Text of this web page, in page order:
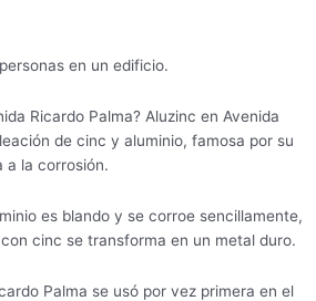
en un edificio.
Ricardo Palma? Aluzinc en Avenida
de cinc y aluminio, famosa por su
a la corrosión.
es blando y se corroe sencillamente,
cinc se transforma en un metal duro.
Palma se usó por vez primera en el